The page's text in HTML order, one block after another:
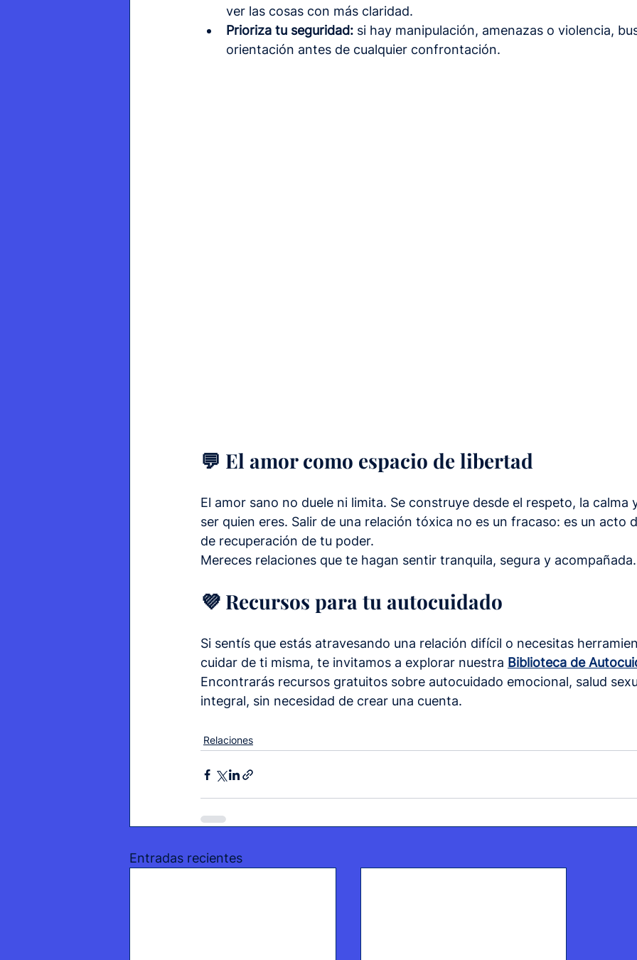
ver las cosas con más claridad.
Prioriza tu seguridad: si hay manipulación, amenazas o violencia,
orientación antes de cualquier confrontación.
💬 El amor como espacio de libertad
El amor sano no duele ni limita. Se construye desde el respeto, la
ser quien eres. Salir de una relación tóxica no es un fracaso: es un acto
de recuperación de tu poder.
Mereces relaciones que te hagan sentir tranquila, segura y acompañada.
💜 Recursos para tu autocuidado
Si sentís que estás atravesando una relación difícil o necesitas
cuidar de ti misma, te invitamos a explorar nuestra Biblioteca de
Encontrarás recursos gratuitos sobre autocuidado emocional, salud
integral, sin necesidad de crear una cuenta.
Relaciones
Entradas recientes